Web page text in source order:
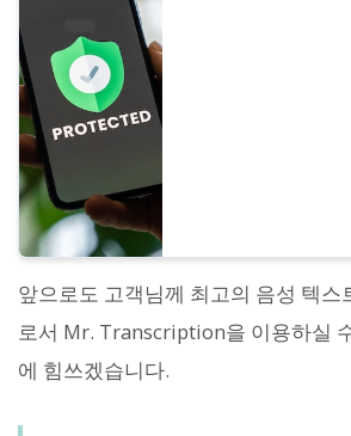
앞으로도 고객님께 최고의 음성 텍스
로서 Mr. Transcription을 이용하실
에 힘쓰겠습니다.